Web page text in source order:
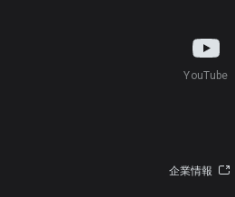
YouTube
企業情報